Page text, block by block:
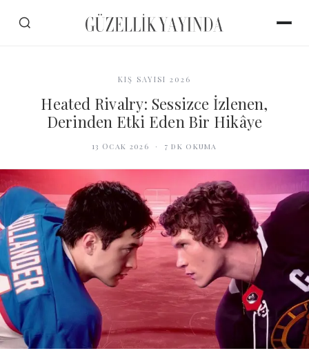
KIŞ SAYISI 2026
Heated Rivalry: Sessizce İzlenen,
Derinden Etki Eden Bir Hikâye
13 Ocak 2026 · 7 dk okuma